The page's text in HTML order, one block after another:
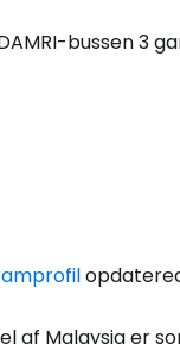
bussen 3
af Malaysia er